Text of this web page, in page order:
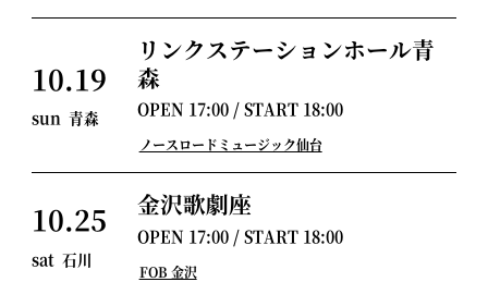
10.19
sun 青森
リンクステーションホール青
森
OPEN 17:00 / START 18:00
ノースロードミュージック仙台
10.25
sat 石川
金沢歌劇座
OPEN 17:00 / START 18:00
FOB 金沢